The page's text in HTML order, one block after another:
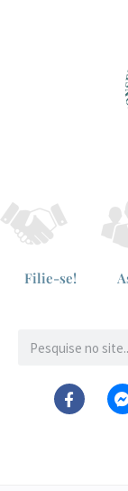
Filie-se!